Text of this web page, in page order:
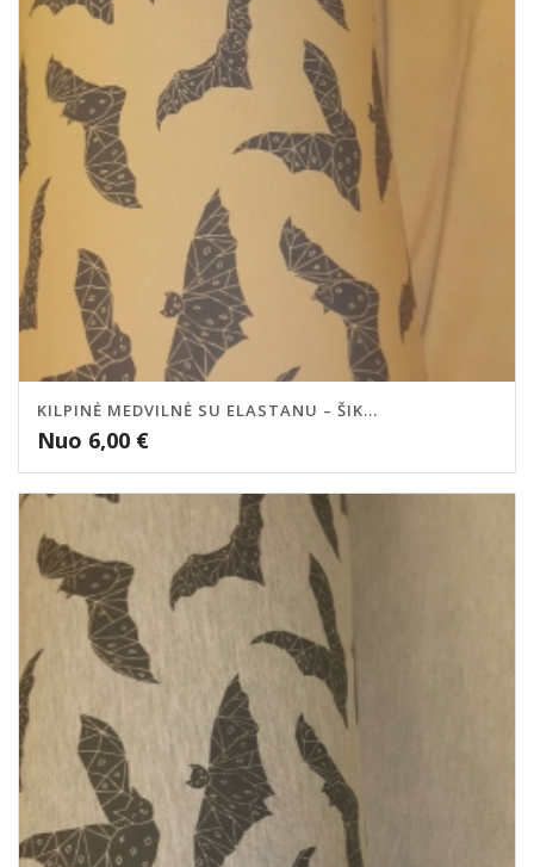
KILPINĖ MEDVILNĖ SU ELASTANU – ŠIK...
Nuo 6,00 €